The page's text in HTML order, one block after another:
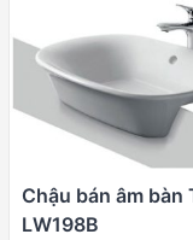
Chậu bán âm bàn
LW198B